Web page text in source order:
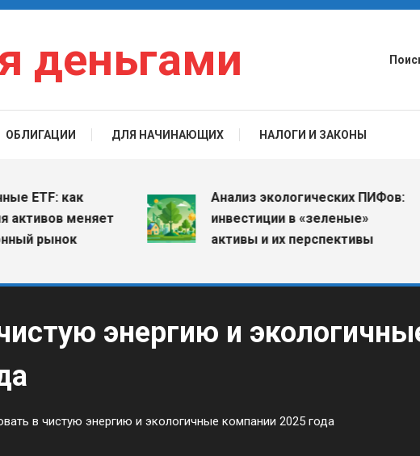
деньгами
ОБЛИГАЦИИ ДЛЯ НАЧИНАЮЩИХ НАЛОГИ И ЗАКОНЫ
как
меняет
рынок
Анализ экологических ПИФов:
инвестиции в «зеленые»
активы и их перспективы
энергию и
в чистую энергию и экологичные компании 2025 года